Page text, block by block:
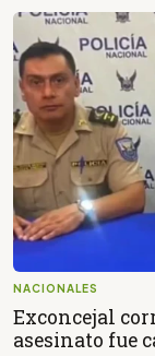
NACIONALES
Exconcejal
asesinato fue